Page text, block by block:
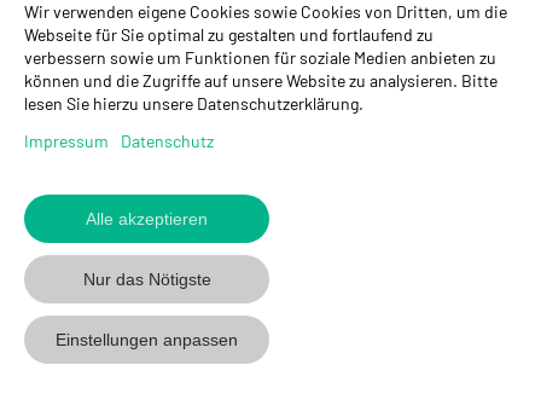
GYSO AG
Hauptsitz Kloten
Steinackerstrasse 34
8302 Kloten
+ 41 43 255 55 55
www.gyso.ch
GYSO
auf
Youtube
GYSO
auf
folgen
Gyso
auf
Linkedin
folgen
Wir verwenden eigene Cookies sowie Cookies von Dritten, um die
Webseite für Sie optimal zu gestalten und fortlaufend zu
verbessern sowie um Funktionen für soziale Medien anbieten zu
können und die Zugriffe auf unsere Website zu analysieren. Bitte
lesen Sie hierzu unsere Datenschutzerklärung.
Impressum
Datenschutz
Alle akzeptieren
Nur das Nötigste
Einstellungen anpassen